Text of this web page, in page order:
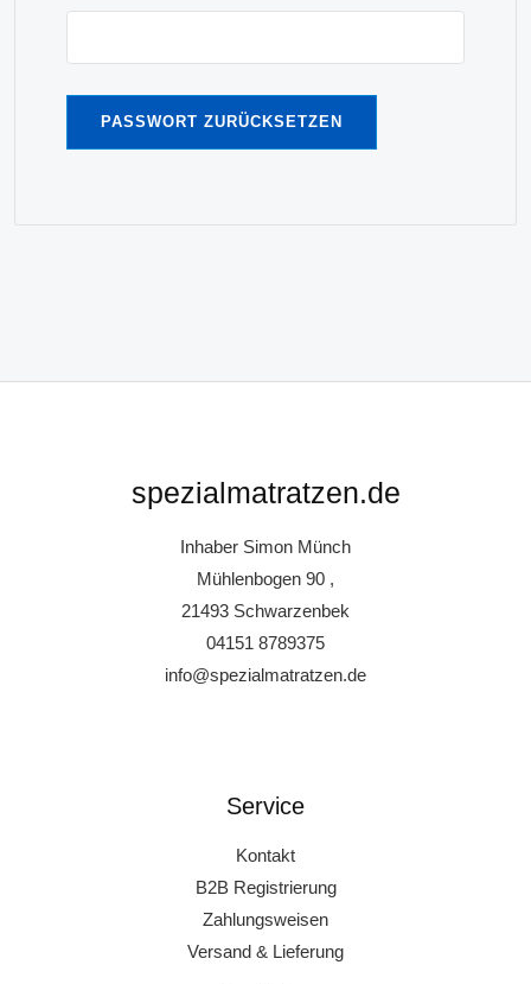
PASSWORT ZURÜCKSETZEN
spezialmatratzen.de
Inhaber Simon Münch
Mühlenbogen 90 ,
21493 Schwarzenbek
04151 8789375
info@spezialmatratzen.de
Service
Kontakt
B2B Registrierung
Zahlungsweisen
Versand & Lieferung